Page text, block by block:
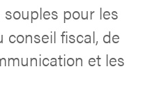
pour les
fiscal, de
et les